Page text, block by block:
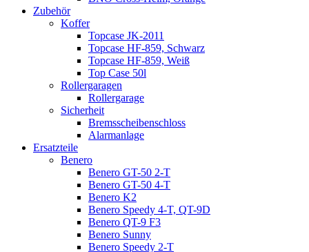
Zubehör
Koffer
Topcase JK-2011
Topcase HF-859, Schwarz
Topcase HF-859, Weiß
Top Case 50l
Rollergaragen
Rollergarage
Sicherheit
Bremsscheibenschloss
Alarmanlage
Ersatzteile
Benero
Benero GT-50 2-T
Benero GT-50 4-T
Benero K2
Benero Speedy 4-T, QT-9D
Benero QT-9 F3
Benero Sunny
Benero Speedy 2-T